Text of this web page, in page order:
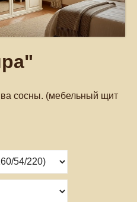
сосны. (мебельный щит